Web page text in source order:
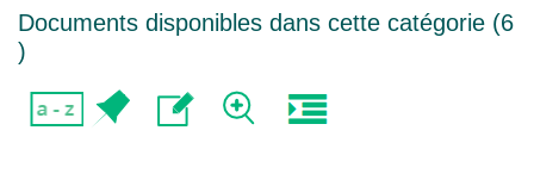
Documents disponibles dans cette catégorie (6
)